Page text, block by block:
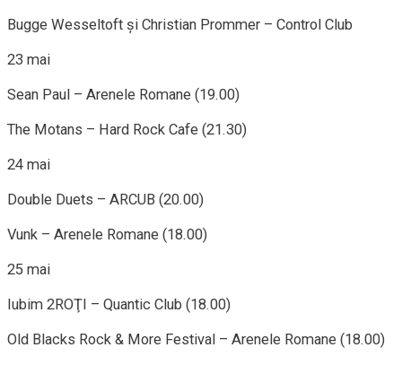
Bugge Wesseltoft şi Christian Prommer – Control Club
23 mai
Sean Paul – Arenele Romane (19.00)
The Motans – Hard Rock Cafe (21.30)
24 mai
Double Duets – ARCUB (20.00)
Vunk – Arenele Romane (18.00)
25 mai
Iubim 2ROŢI – Quantic Club (18.00)
Old Blacks Rock & More Festival – Arenele Romane (18.00)